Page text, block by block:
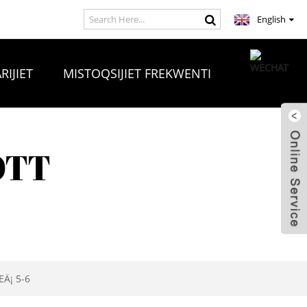
English
MISTOQSIJIET FREKWENTI
5-6